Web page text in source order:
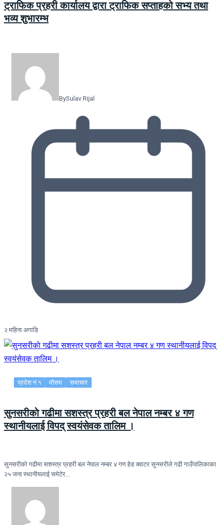
ट्राफिक प्रहरी कार्यालय द्वारा ट्राफिक सप्ताहको सभ्य तथा
भव्य शुभारम्भ
BySulav Rijal
२ महिना अगाडि
प्रदेश नं १ मौसम समाचार
सुनसरीकाे गढीमा सशस्त्र प्रहरी बल नेपाल नम्बर ४ गण
स्थानीयलाई विपद् स्वयंसेवक तालिम ।
सुनसरीकाे गढीमा सशस्त्र प्रहरी बल नेपाल नम्बर ४ गण हेड क्वाटर सुनसरीले गढी गाउँपालिकाका
२५ जना स्थानीयलाई समेटेर…